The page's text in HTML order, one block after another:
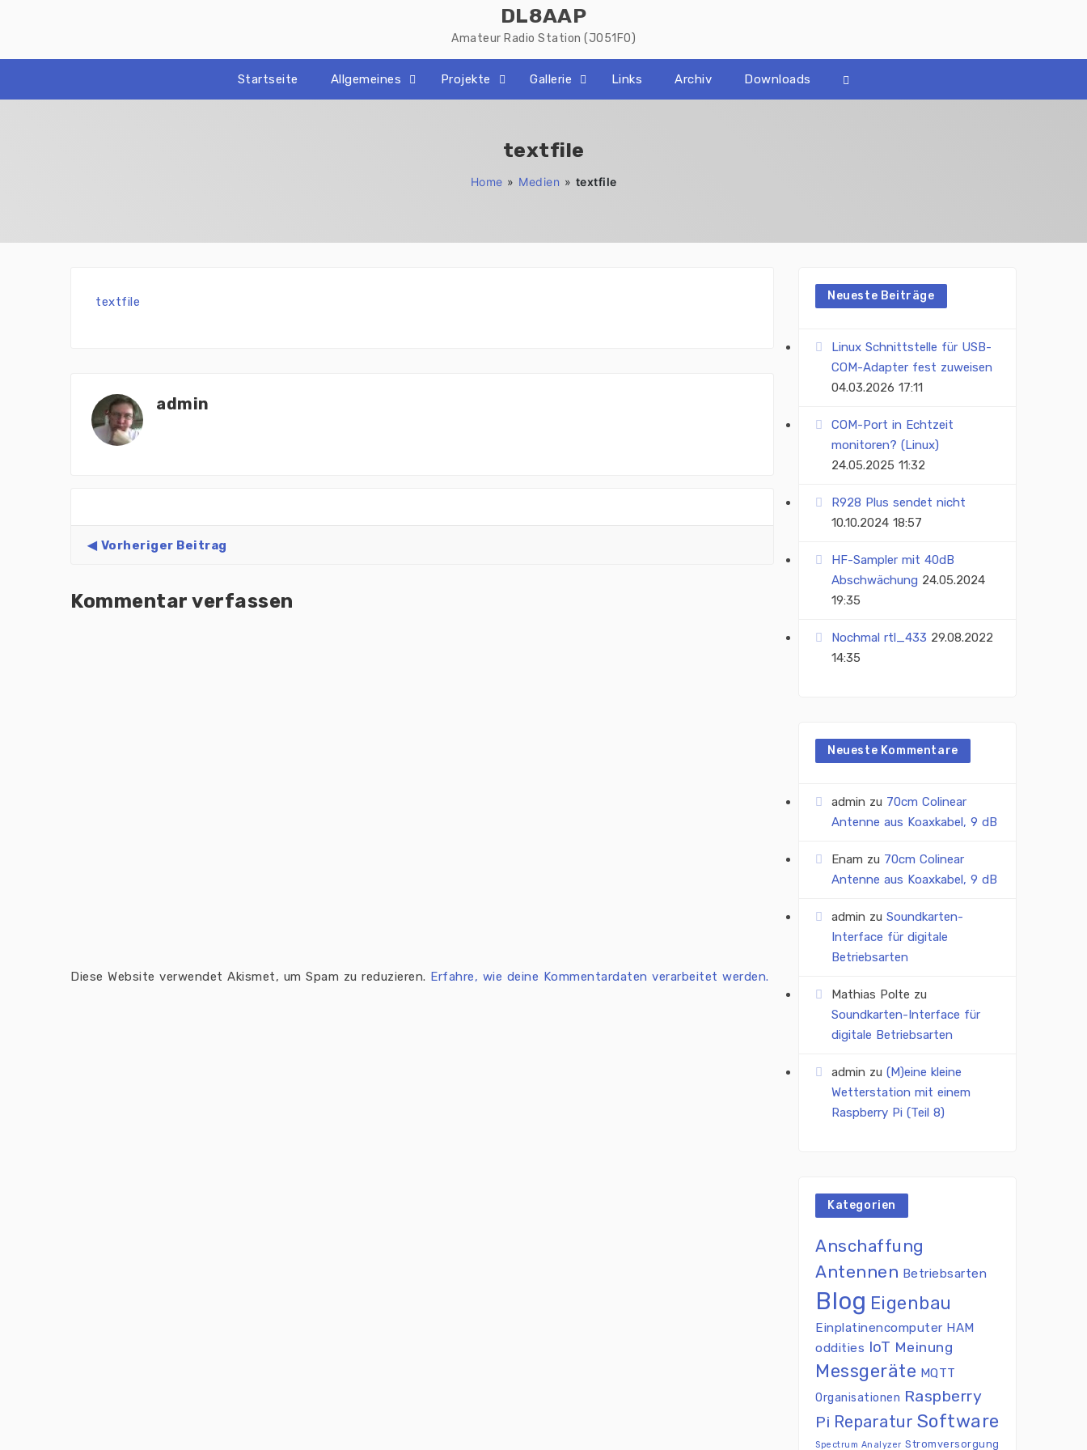
DL8AAP
Amateur Radio Station (JO51FO)
Startseite Allgemeines Projekte Gallerie Links Archiv Downloads
textfile
Home » Medien » textfile
textfile
admin
Vorheriger Beitrag
Kommentar verfassen
Diese Website verwendet Akismet, um Spam zu reduzieren. Erfahre, wie deine Kommentardaten verarbeitet werden.
Neueste Beiträge
Linux Schnittstelle für USB-
COM-Adapter fest zuweisen
04.03.2026 17:11
COM-Port in Echtzeit
monitoren? (Linux)
24.05.2025 11:32
R928 Plus sendet nicht
10.10.2024 18:57
HF-Sampler mit 40dB
Abschwächung 24.05.2024
19:35
Nochmal rtl_433 29.08.2022
14:35
Neueste Kommentare
admin zu 70cm Colinear
Antenne aus Koaxkabel, 9 dB
Enam zu 70cm Colinear
Antenne aus Koaxkabel, 9 dB
admin zu Soundkarten-
Interface für digitale
Betriebsarten
Mathias Polte zu
Soundkarten-Interface für
digitale Betriebsarten
admin zu (M)eine kleine
Wetterstation mit einem
Raspberry Pi (Teil 8)
Kategorien
Anschaffung
Antennen Betriebsarten
Blog Eigenbau
Einplatinencomputer HAM
oddities IoT Meinung
Messgeräte MQTT
Organisationen Raspberry
Pi Reparatur Software
Spectrum Analyzer Stromversorgung